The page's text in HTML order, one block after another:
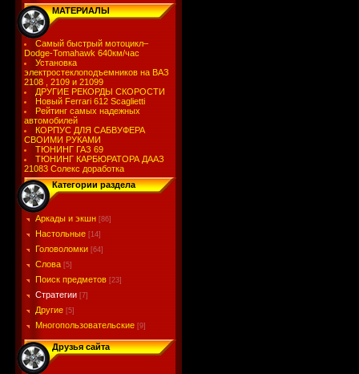
МАТЕРИАЛЫ
Самый быстрый мотоцикл–
Dodge-Tomahawk 640км/час
Установка
электростеклоподъемников на ВАЗ
2108 , 2109 и 21099
ДРУГИЕ РЕКОРДЫ СКОРОСТИ
Новый Ferrari 612 Scaglietti
Рейтинг самых надежных
автомобилей
КОРПУС ДЛЯ САБВУФЕРА
СВОИМИ РУКАМИ
ТЮНИНГ ГАЗ 69
ТЮНИНГ КАРБЮРАТОРА ДААЗ
21083 Солекс доработка
Категории раздела
Аркады и экшн [86]
Настольные [14]
Головоломки [64]
Слова [5]
Поиск предметов [23]
Стратегии [7]
Другие [5]
Многопользовательские [9]
Друзья сайта